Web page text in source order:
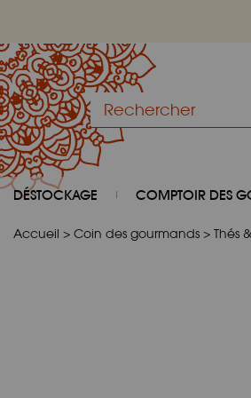
DÉSTOCKAGE COMPTOIR DES
Accueil > Coin des gourmands > Thés